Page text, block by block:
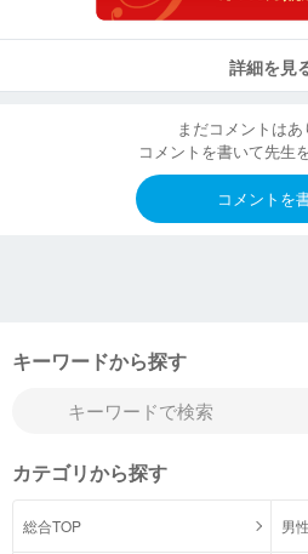
詳細を見
まだコメントは
コメントを書いて先生
コメントを
キーワードから探す
カテゴリから探す
総合TOP 男性